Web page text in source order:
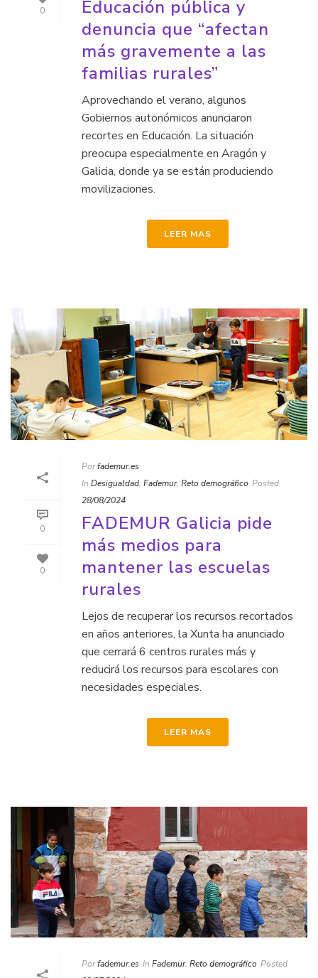
0
Educación pública y
denuncia que “afectan
más gravemente a las
familias rurales”
Aprovechando el verano, algunos
Gobiernos autonómicos anunciaron
recortes en Educación. La situación
preocupa especialmente en Aragón y
Galicia, donde ya se están produciendo
movilizaciones.
LEER MAS
0
0
Porfademur.es
In Desigualdad, Fademur, Reto demográfico Posted
28/08/2024
FADEMUR Galicia pide
más medios para
mantener las escuelas
rurales
Lejos de recuperar los recursos recortados
en años anteriores, la Xunta ha anunciado
que cerrará 6 centros rurales más y
reducirá los recursos para escolares con
necesidades especiales.
LEER MAS
Porfademur.es In Fademur, Reto demográfico Posted